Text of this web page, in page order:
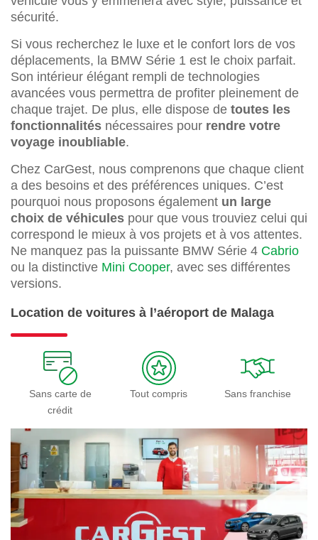
sécurité.
Si vous recherchez le luxe et le confort lors de vos
déplacements, la BMW Série 1 est le choix parfait.
Son intérieur élégant rempli de technologies
avancées vous permettra de profiter pleinement de
chaque trajet. De plus, elle dispose de toutes les
fonctionnalités nécessaires pour rendre votre
voyage inoubliable.
Chez CarGest, nous comprenons que chaque client
a des besoins et des préférences uniques. C’est
pourquoi nous proposons également un large
choix de véhicules pour que vous trouviez celui qui
correspond le mieux à vos projets et à vos attentes.
Ne manquez pas la puissante BMW Série 4 Cabrio
ou la distinctive Mini Cooper, avec ses différentes
versions.
Location de voitures à l’aéroport de Malaga
Sans carte de
crédit
Tout compris Sans franchise